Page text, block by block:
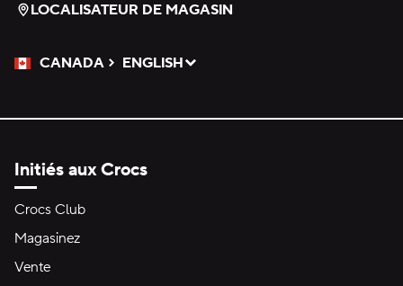
LOCALISATEUR DE MAGASIN
CANADA
Veuillez sélectionner une langue
ENGLISH
Sélectionné
Initiés aux Crocs
Crocs Club
Magasinez
Vente